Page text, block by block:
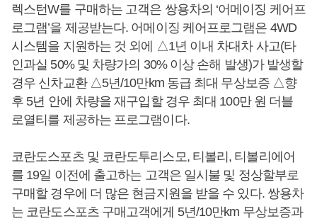
렉스턴W를 구매하는 고객은 쌍용차의 ‘어메이징 케어프
로그램’을 제공받는다. 어메이징 케어프로그램은 4WD
시스템을 지원하는 것 외에 △1년 이내 차대차 사고(타
인과실 50% 및 차량가의 30% 이상 손해 발생)가 발생할
경우 신차교환 △5년/10만km 동급 최대 무상보증 △향
후 5년 안에 차량을 재구입할 경우 최대 100만 원 더블
로열티를 제공하는 프로그램이다.
코란도스포츠 및 코란도투리스모, 티볼리, 티볼리에어
를 19일 이전에 출고하는 고객은 일시불 및 정상할부로
구매할 경우에 더 많은 현금지원을 받을 수 있다. 쌍용차
는 코란도스포츠 구매고객에게 5년/10만km 무상보증과